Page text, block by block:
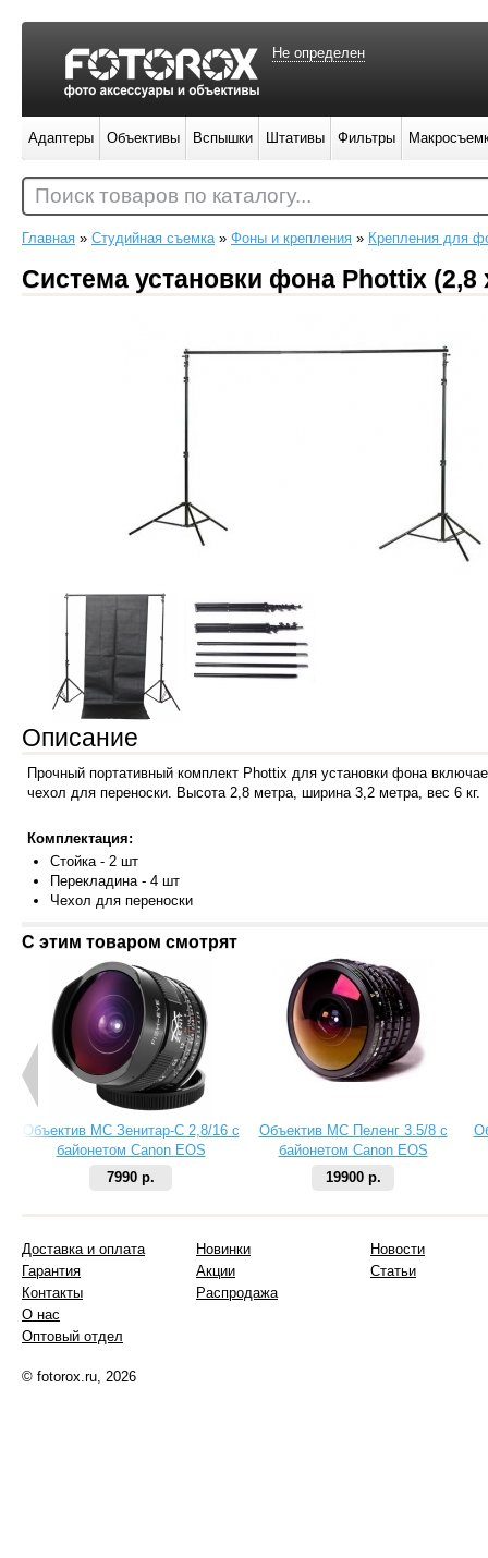
Главная » Студийная съемка» Фоны и крепления » Крепления для
Система установки фона Phottix (2,8
Описание
Прочный портативный комплект Phottix для установки фона
чехол для переноски. Высота 2,8 метра, ширина 3,2 метра, вес 6 кг.
Комплектация:
Стойка - 2 шт
Перекладина - 4 шт
Чехол для переноски
С этим товаром смотрят
Объектив МС Зенитар-C 2,8/16 с
байонетом Canon EOS
7990 р.
Объектив МС Пеленг 3.5/8 с
байонетом Canon EOS
19900 р.
Не определен
Адаптеры Объективы Вспышки Штативы Фильтры
Поиск товаров по каталогу...
Доставка и оплата
Гарантия
Контакты
О нас
Оптовый отдел
Новинки
Акции
Распродажа
Новости
Статьи
© fotorox.ru, 2026